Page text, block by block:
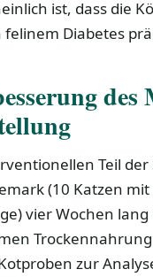
ist, dass die
felinem Diabetes
Teil
(10 Katzen
vier Wochen
zur